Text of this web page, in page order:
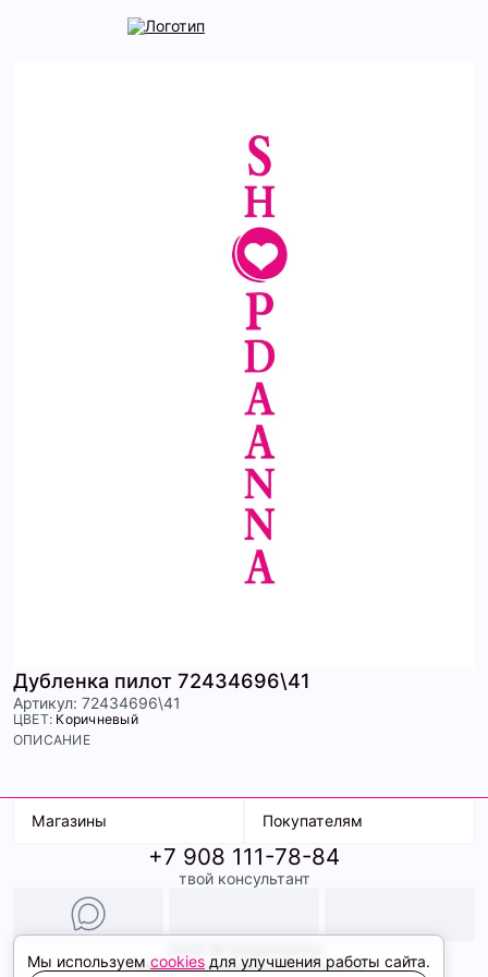
Дубленка пилот 72434696\41
Артикул: 72434696\41
ЦВЕТ: Коричневый
ОПИСАНИЕ
Магазины
ТК Терминал
ТРК Континент
Покупателям
Доставка
Условия оплаты
Образы
+7 908 111-78-84
твой консультант
Политика конфиденциальности
Мы используем cookies для улучшения работы сайта.